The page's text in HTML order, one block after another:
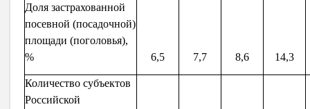
Доля застрахованной
посевной (посадочной)
площади (поголовья),
%
6,5 7,7 8,6 14,3
Количество субъектов
Российской